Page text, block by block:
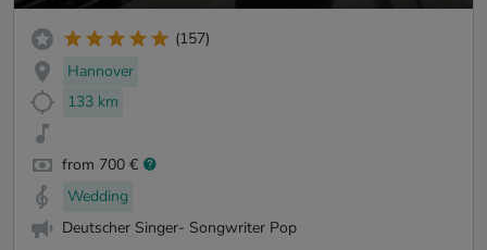
(157)
Hannover
133 km
from 700 €
Wedding
Deutscher Singer- Songwriter Pop